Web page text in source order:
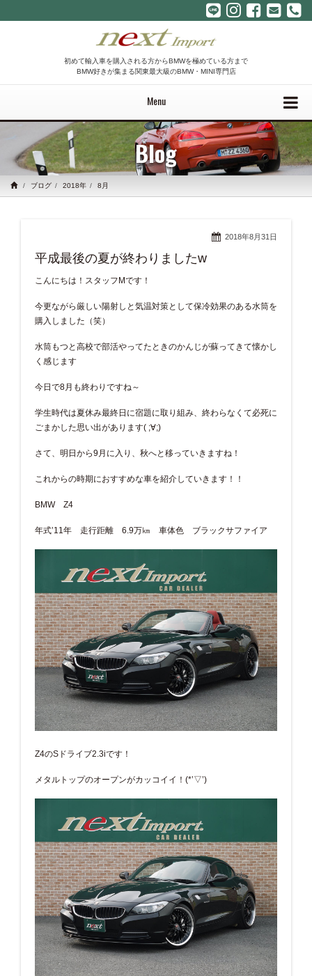
初めて輸入車を購入される方からBMWを極めている方まで
BMW好きが集まる関東最大級のBMW・MINI専門店
Menu
Blog
ブログ 2018年 8月
2018年8月31日
平成最後の夏が終わりましたw
こんにちは！スタッフMです！
今更ながら厳しい陽射しと気温対策として保冷効果のある水筒を
購入しました（笑）
水筒もつと高校で部活やってたときのかんじが蘇ってきて懐かし
く感じます
今日で8月も終わりですね～
学生時代は夏休み最終日に宿題に取り組み、終わらなくて必死に
ごまかした思い出があります( ;∀;)
さて、明日から9月に入り、秋へと移っていきますね！
これからの時期におすすめな車を紹介していきます！！
BMW Z4
年式’11年 走行距離 6.9万㎞ 車体色 ブラックサファイア
Z4のSドライブ2.3iです！
メタルトップのオープンがカッコイイ！(*’▽’)